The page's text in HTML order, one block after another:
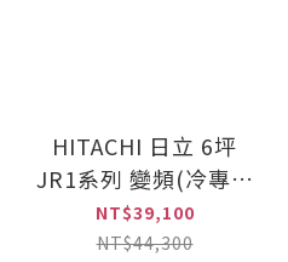
HITACHI 日立 6坪
JR1系列 變頻(冷專雙
吹)窗型冷氣(RA-
40JR1)
NT$39,100
NT$44,300